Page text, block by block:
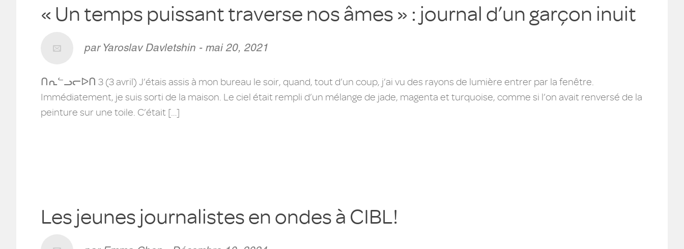
« Un temps puissant traverse nos âmes » : journal d’un garçon inuit
par Yaroslav Davletshin - mai 20, 2021
ᑎᕆᓪᓗᓕᐅᑎ 3 (3 avril) J’étais assis à mon bureau le soir, quand, tout d’un coup, j’ai vu des rayons de lumière entrer par la fenêtre.
Immédiatement, je suis sorti de la maison. Le ciel était rempli d’un mélange de jade, magenta et turquoise, comme si l’on avait renversé de la
peinture sur une toile. C’était […]
Les jeunes journalistes en ondes à CIBL!